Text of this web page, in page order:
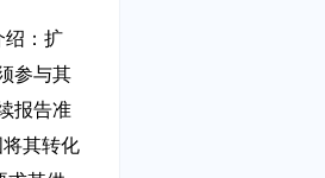
绍：扩
参与其
报告准
其转化